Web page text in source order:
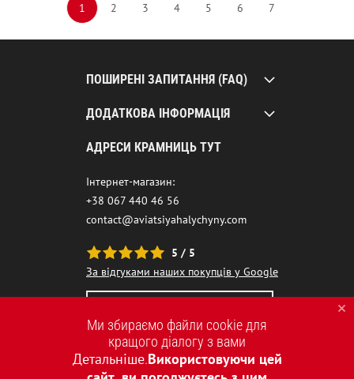
1 2 3 4 5 6 7
ПОШИРЕНІ ЗАПИТАННЯ (FAQ)
ДОДАТКОВА ІНФОРМАЦІЯ
АДРЕСИ КРАМНИЦЬ ТУТ
Інтернет-магазин:
+38 067 440 46 56
contact@aviatsiyahalychyny.com
5 / 5
За відгуками наших покупців у Google
Ми збираємо файли cookie для
кращого діалогу з вами
Детальніше.Використовуючи цей